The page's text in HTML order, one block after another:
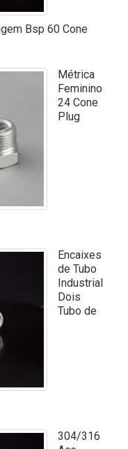
Bsp 60 Cone
Métrica
Feminino
24 Cone
Plug
Encaixes
de Tubo
Industrial
Dois
Tubo de
304/316